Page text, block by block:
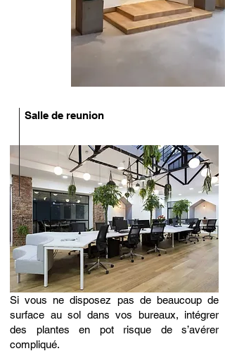
Salle de reunion
Si vous ne disposez pas de beaucoup de
surface au sol dans vos bureaux, intégrer
des plantes en pot risque de s’avérer
compliqué.